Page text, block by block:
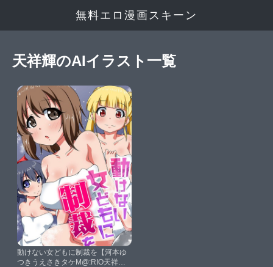
無料エロ漫画スキーン
天祥輝のAIイラスト一覧
動けない女どもに制裁を【河本ゆ
つきうえさきタケM@:RIO天祥